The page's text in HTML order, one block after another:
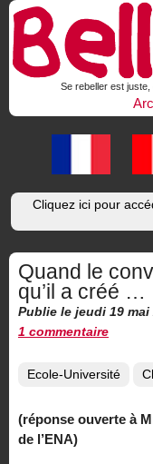
Se rebeller est
Cliquez ici pour
Quand le
qu’il a créé …
Publie le jeudi 19 mai
1 commentaire
Ecole-Université
(réponse ouverte à
de l’ENA)